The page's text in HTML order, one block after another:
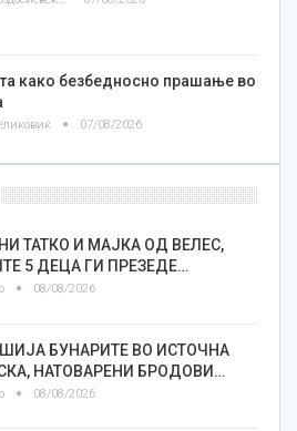
како безбедносно прашање во
07/08/2026
ТАТКО И МАЈКА ОД ВЕЛЕС,
5 ДЕЦА ГИ ПРЕЗЕДЕ…
08/08/2026
БУНАРИТЕ ВО ИСТОЧНА
НАТОВАРЕНИ БРОДОВИ…
08/08/2026